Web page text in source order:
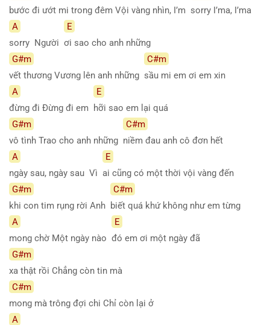
bước đi ướt mi trong đêm Vội vàng nhìn, I’m sorry I’ma, I’ma
A
sorry Người
E
ơi sao cho anh những
G#m
vết thương Vương lên anh những
C#m
sầu mi em ơi em xin
A
đừng đi Đừng đi em
E
hỡi sao em lại quá
G#m
vô tình Trao cho anh những
C#m
niềm đau anh cô đơn hết
A
ngày sau, ngày sau Vì
E
ai cũng có một thời vội vàng đến
G#m
khi con tim rụng rời Anh
C#m
biết quá khứ không như em từng
A
mong chờ Một ngày nào
E
đó em ơi một ngày đã
G#m
xa thật rồi Chẳng còn tin mà
C#m
mong mà trông đợi chi Chỉ còn lại ở
A